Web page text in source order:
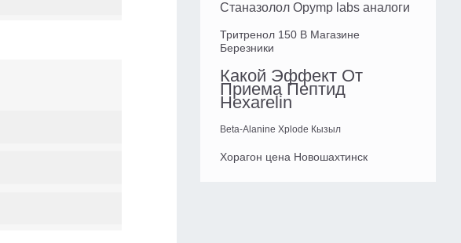
Станазолол Opymp labs аналоги
Тритренол 150 В Магазине
Березники
Какой Эффект От
Приема Пептид
Hexarelin
Beta-Alanine Xplode Кызыл
Хорагон цена Новошахтинск